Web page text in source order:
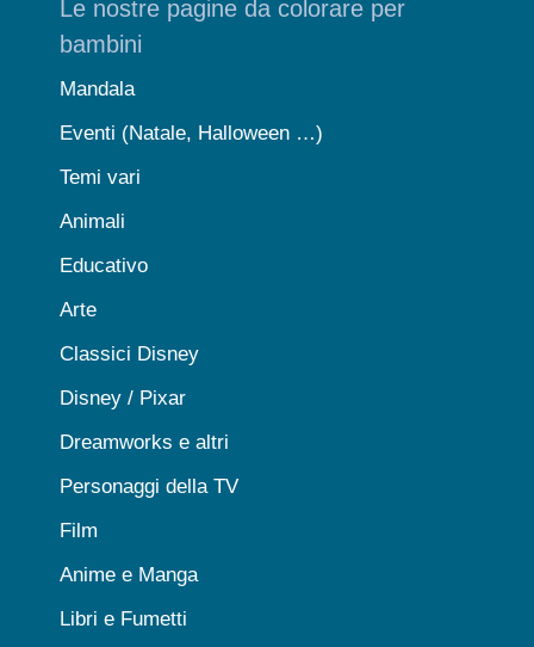
Le nostre pagine da colorare per
bambini
Mandala
Eventi (Natale, Halloween …)
Temi vari
Animali
Educativo
Arte
Classici Disney
Disney / Pixar
Dreamworks e altri
Personaggi della TV
Film
Anime e Manga
Libri e Fumetti